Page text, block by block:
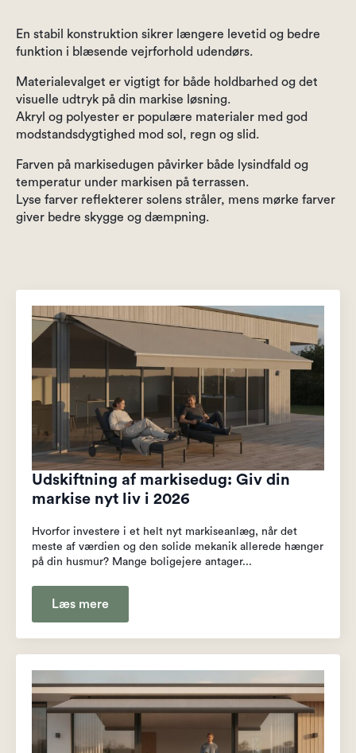
En stabil konstruktion sikrer længere levetid og bedre
funktion i blæsende vejrforhold udendørs.
Materialevalget er vigtigt for både holdbarhed og det
visuelle udtryk på din markise løsning.
Akryl og polyester er populære materialer med god
modstandsdygtighed mod sol, regn og slid.
Farven på markisedugen påvirker både lysindfald og
temperatur under markisen på terrassen.
Lyse farver reflekterer solens stråler, mens mørke farver
giver bedre skygge og dæmpning.
Udskiftning af markisedug: Giv din
markise nyt liv i 2026
Hvorfor investere i et helt nyt markiseanlæg, når det
meste af værdien og den solide mekanik allerede hænger
på din husmur? Mange boligejere antager...
Læs mere